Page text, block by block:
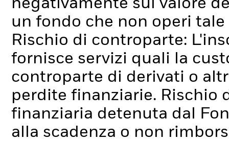
negativamente sul valore
un fondo che non operi tale
Rischio di controparte:
fornisce servizi quali la
controparte di derivati o
perdite finanziarie. Rischio
finanziaria detenuta dal
alla scadenza o non